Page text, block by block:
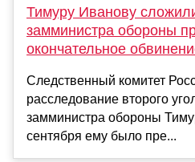
Тимуру Иванову
замминистра обороны
окончательное
Следственный комитет
расследование второго
замминистра обороны
сентября ему было пре...